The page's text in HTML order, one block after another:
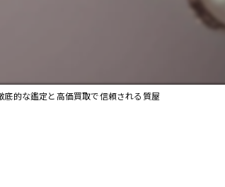
底的な鑑定と高価買取で信頼される質屋